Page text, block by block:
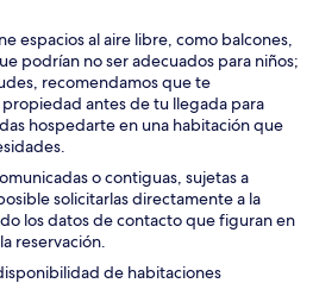
espacios al aire libre, como balcones,
podrían no ser adecuados para niños;
recomendamos que te
antes de tu llegada para
hospedarte en una habitación que
o contiguas, sujetas a
solicitarlas directamente a la
los datos de contacto que figuran en
reservación.
de habitaciones